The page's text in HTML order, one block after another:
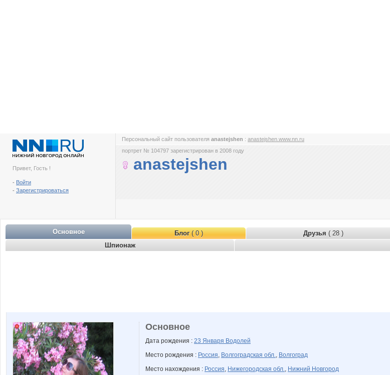
Привет, Гость !
- Войти
- Зарегистрироваться
Персональный сайт пользователя anastejshen : anastejshen.www.nn.ru
портрет № 104797 зарегистрирован в 2008 году
anastejshen
Основное Блог( 0 ) Друзья ( 28 )
Шпионаж
Основное
Дата рождения : 23 Января Водолей
Место рождения : Россия, Волгоградская обл., Волгоград
Место нахождения : Россия, Нижегородская обл., Нижний Новгород